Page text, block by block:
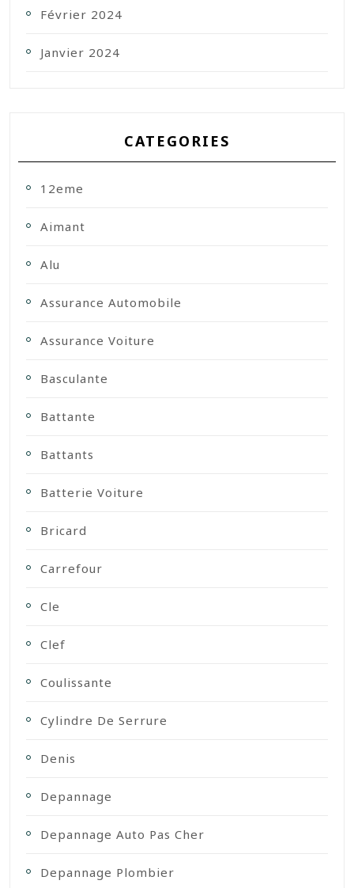
Février 2024
Janvier 2024
CATEGORIES
12eme
Aimant
Alu
Assurance Automobile
Assurance Voiture
Basculante
Battante
Battants
Batterie Voiture
Bricard
Carrefour
Cle
Clef
Coulissante
Cylindre De Serrure
Denis
Depannage
Depannage Auto Pas Cher
Depannage Plombier